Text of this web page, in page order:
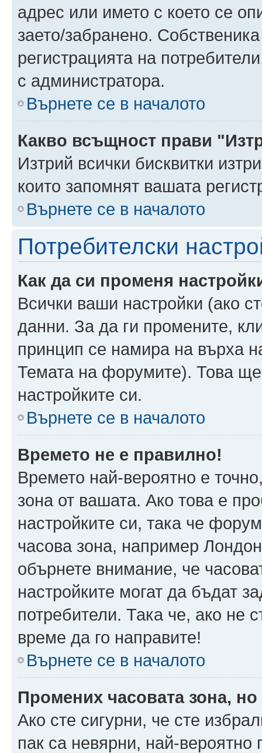
адрес или името с което се
заето/забранено.
регистрацията на
с администратора.
Върнете се в началото
Какво всъщност прави
Изтрий всички бисквитки
които запомнят вашата
Върнете се в началото
Потребителски
Как да си променя
Всички ваши настройки (ако
данни. За да ги промените,
принцип се намира на върха
Темата на форумите). Това
настройките си.
Върнете се в началото
Времето не е правилно!
Времето най-вероятно е
зона от вашата. Ако това е
настройките си, така че
часова зона, например
обърнете внимание, че
настройките могат да бъдат
потребители. Така че, ако не
време да го направите!
Върнете се в началото
Промених часовата зона,
Ако сте сигурни, че сте
пак са невярни, най-